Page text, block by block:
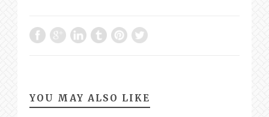
YOU MAY ALSO LIKE